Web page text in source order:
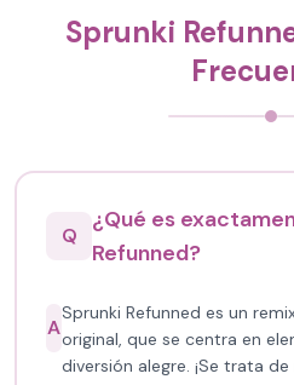
Sprunki
Q
¿Qué es
Refunned?
A
Sprunki Refunned es un
original, que se centra en
diversión alegre. ¡Se trata